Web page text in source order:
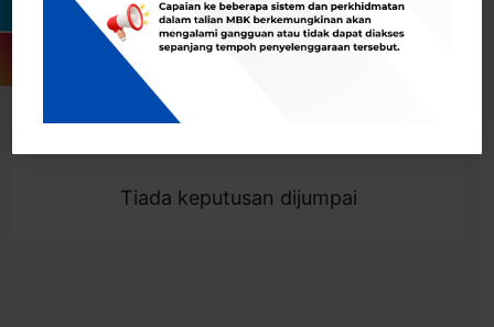
Showing 0 result
Tiada keputusan dijumpai